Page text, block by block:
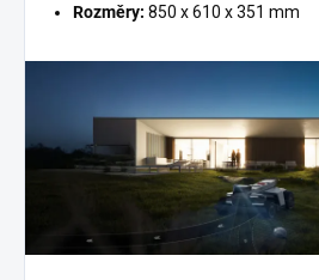
Rozměry: 850 x 610 x 351 mm